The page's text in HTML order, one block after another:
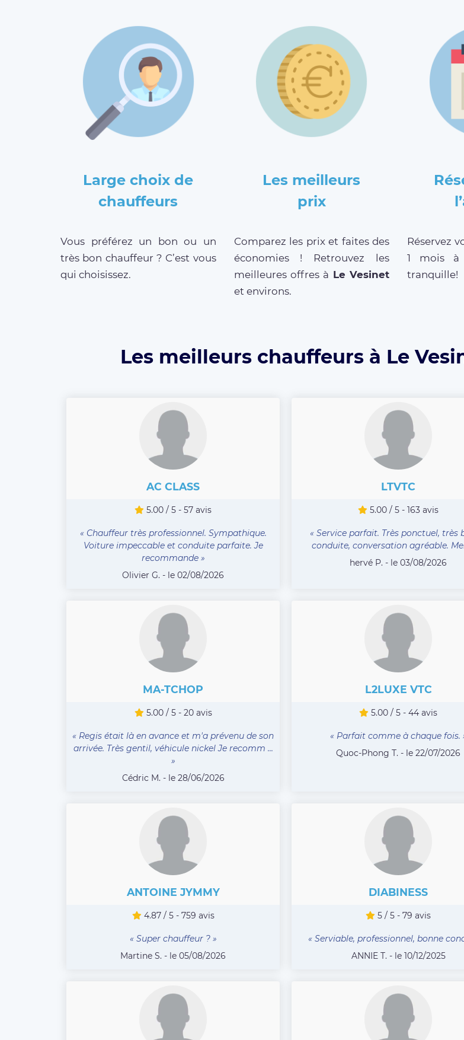
Large choix de
chauffeurs
Vous préférez un bon ou un
très bon chauffeur ? C’est vous
qui choisissez.
Les meilleurs
prix
Comparez les prix et faites des
économies ! Retrouvez les
meilleures offres à Le Vesinet
et environs.
Réservez
1 mois à
tranquille!
Les meilleurs chauffeurs à Le
AC CLASS
5.00 / 5 - 57 avis
« Chauffeur très professionnel. Sympathique.
Voiture impeccable et conduite parfaite. Je
recommande »
Olivier G. - le 02/08/2026
LTVTC
5.00 / 5 - 163 avis
« Service parfait. Très ponctuel, très
conduite, conversation agréable.
hervé P. - le 03/08/2026
MA-TCHOP
5.00 / 5 - 20 avis
« Regis était là en avance et m'a prévenu de son
arrivée. Très gentil, véhicule nickel Je recomm ...
»
Cédric M. - le 28/06/2026
L2LUXE VTC
5.00 / 5 - 44 avis
« Parfait comme à chaque fois.
Quoc-Phong T. - le 22/07/2026
ANTOINE JYMMY
4.87 / 5 - 759 avis
« Super chauffeur ? »
Martine S. - le 05/08/2026
DIABINESS
5 / 5 - 79 avis
« Serviable, professionnel, bonne
ANNIE T. - le 10/12/2025